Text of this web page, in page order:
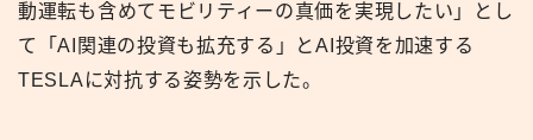
動運転も含めてモビリティーの真価を実現したい」とし
て「AI関連の投資も拡充する」とAI投資を加速する
TESLAに対抗する姿勢を示した。